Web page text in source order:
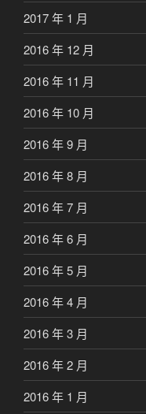
2017 年 1 月
2016 年 12 月
2016 年 11 月
2016 年 10 月
2016 年 9 月
2016 年 8 月
2016 年 7 月
2016 年 6 月
2016 年 5 月
2016 年 4 月
2016 年 3 月
2016 年 2 月
2016 年 1 月